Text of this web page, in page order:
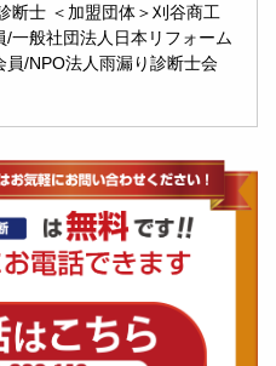
断士 ＜加盟団体＞刈谷商工
/一般社団法人日本リフォーム
員/NPO法人雨漏り診断士会